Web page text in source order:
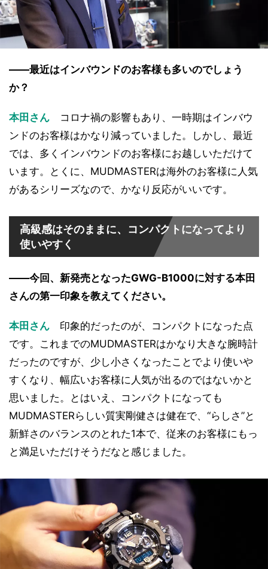
――最近はインバウンドのお客様も多いのでしょう
か？
本田さん コロナ禍の影響もあり、一時期はインバウ
ンドのお客様はかなり減っていました。しかし、最近
では、多くインバウンドのお客様にお越しいただけて
います。とくに、MUDMASTERは海外のお客様に人気
があるシリーズなので、かなり反応がいいです。
高級感はそのままに、コンパクトになってより
使いやすく
――今回、新発売となったGWG-B1000に対する本田
さんの第一印象を教えてください。
本田さん 印象的だったのが、コンパクトになった点
です。これまでのMUDMASTERはかなり大きな腕時計
だったのですが、少し小さくなったことでより使いや
すくなり、幅広いお客様に人気が出るのではないかと
思いました。とはいえ、コンパクトになっても
MUDMASTERらしい質実剛健さは健在で、“らしさ”と
新鮮さのバランスのとれた1本で、従来のお客様にもっ
と満足いただけそうだなと感じました。